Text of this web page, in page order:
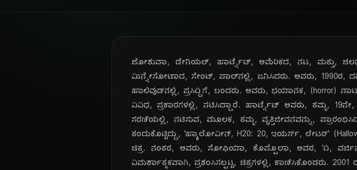
ಜೋಶುವಾ, ಡೇನಿಯಲ್, ಹಾರ್ಟ್ನೆಟ್, ಅಮೆರಿಕದ, ನಟ, ಮತ್ತು,
ಮಿನ್ನೇಸೋಟಾದ, ಸೇಂಟ್, ಪಾಲ್‌ನಲ್ಲಿ, ಜನಿಸಿದರು. ಅವರು, 1990ರ,
ಹಾಲಿವುಡ್‌ನಲ್ಲಿ, ಪ್ರಸಿದ್ಧಿಗೆ, ಬಂದರು. ಅವರು, ಭಯಾನಕ, (horror)
ವಿವಿಧ, ಪ್ರಕಾರಗಳಲ್ಲಿ, ನಟಿಸಿದ್ದಾರೆ. ಹಾರ್ಟ್ನೆಟ್ ಅವರು, ತಮ್ಮ,
ಸರಣಿಯಲ್ಲಿ, ನಟಿಸುವ, ಮೂಲಕ, ತಮ್ಮ, ವೃತ್ತಿಜೀವನವನ್ನು,
ತಂದುಕೊಟ್ಟಿದ್ದು, 'ಹ್ಯಾಲೋವೀನ್, H20: 20, ಇಯರ್ಸ್, ಲೇಟರ್'
ಚಿತ್ರ. ನಂತರ, ಅವರು, ಸೋಫಿಯಾ, ಕೊಪ್ಪೊಲಾ, ಅವರ, 'ದಿ, ವರ್ಜಿನ್,
ವಿಮರ್ಶಾತ್ಮಕವಾಗಿ, ಪ್ರಶಂಸಿಸಲ್ಪಟ್ಟ, ಚಿತ್ರಗಳಲ್ಲಿ, ಕಾಣಿಸಿಕೊಂಡರು.